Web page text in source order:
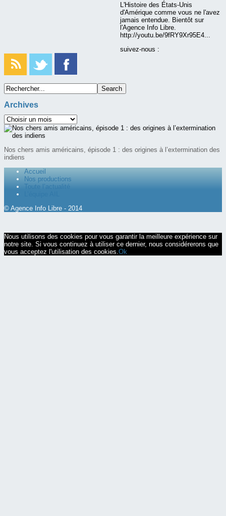
L'Histoire des États-Unis
d'Amérique comme vous ne l'avez
jamais entendue. Bientôt sur
l'Agence Info Libre.
http://youtu.be/9fRY9Xr95E4...
suivez-nous :
Archives
Nos chers amis américains, épisode 1 : des origines à l’extermination des
indiens
Accueil
Nos productions
Toute l’actualité
© Agence Info Libre - 2014
Nous utilisons des cookies pour vous garantir la meilleure expérience sur
notre site. Si vous continuez à utiliser ce dernier, nous considérerons que
vous acceptez l'utilisation des cookies. Ok